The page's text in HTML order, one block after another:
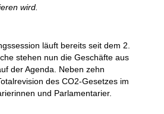
wird.
läuft bereits seit dem 2.
stehen nun die Geschäfte aus
der Agenda. Neben zehn
des CO2-Gesetzes im
und Parlamentarier.